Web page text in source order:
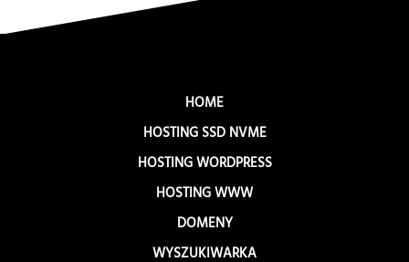
HOME
HOSTING SSD NVME
HOSTING WORDPRESS
HOSTING WWW
DOMENY
WYSZUKIWARKA